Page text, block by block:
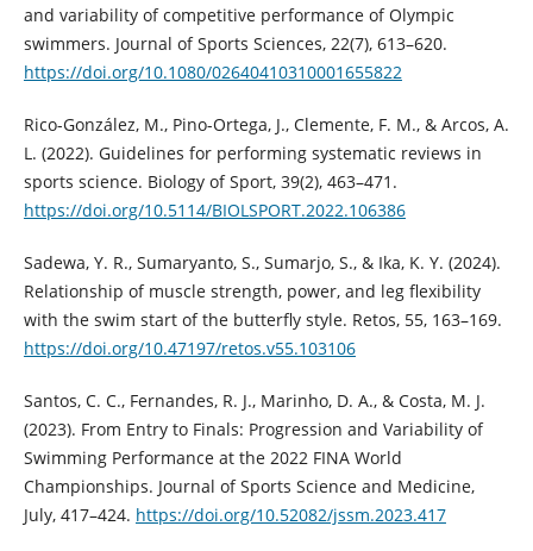
and variability of competitive performance of Olympic
swimmers. Journal of Sports Sciences, 22(7), 613–620.
https://doi.org/10.1080/02640410310001655822
Rico-González, M., Pino-Ortega, J., Clemente, F. M., & Arcos, A.
L. (2022). Guidelines for performing systematic reviews in
sports science. Biology of Sport, 39(2), 463–471.
https://doi.org/10.5114/BIOLSPORT.2022.106386
Sadewa, Y. R., Sumaryanto, S., Sumarjo, S., & Ika, K. Y. (2024).
Relationship of muscle strength, power, and leg flexibility
with the swim start of the butterfly style. Retos, 55, 163–169.
https://doi.org/10.47197/retos.v55.103106
Santos, C. C., Fernandes, R. J., Marinho, D. A., & Costa, M. J.
(2023). From Entry to Finals: Progression and Variability of
Swimming Performance at the 2022 FINA World
Championships. Journal of Sports Science and Medicine,
July, 417–424. https://doi.org/10.52082/jssm.2023.417